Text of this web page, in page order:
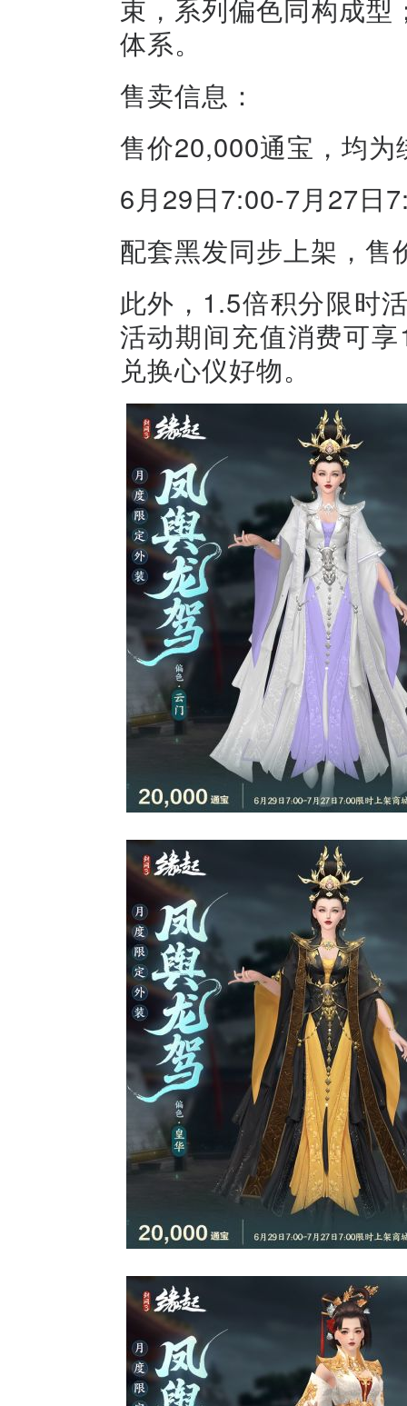
束，系列偏色同构成
体系。
售卖信息：
售价20,000通宝，均为
6月29日7:00-7月27日
配套黑发同步上架，售
此外，1.5倍积分限时
活动期间充值消费可
兑换心仪好物。